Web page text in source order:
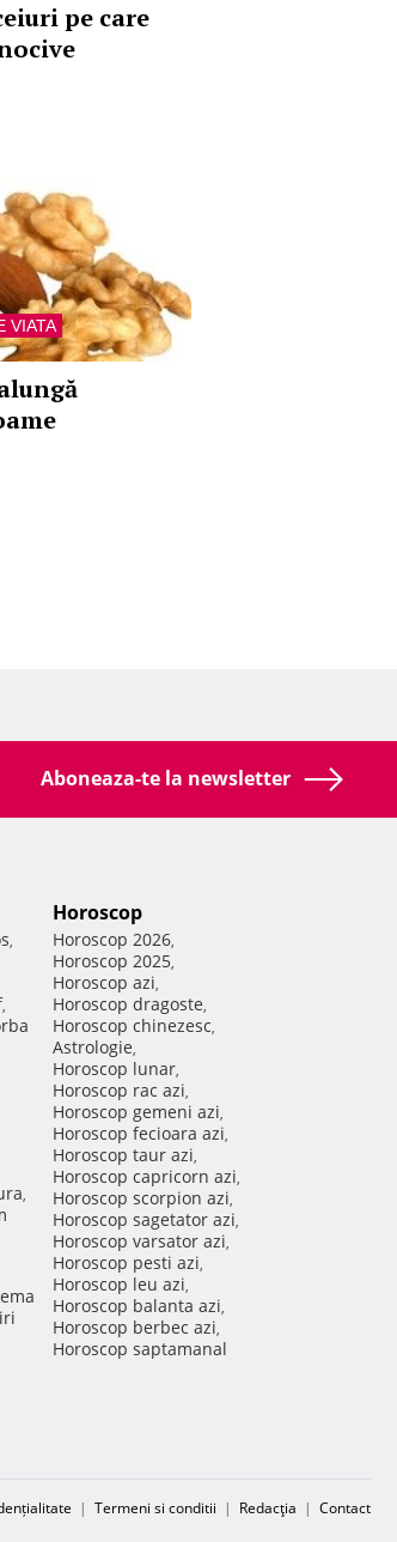
pe care
VIATA
Aboneaza-te la newsletter
,
,
,
Horoscop
Horoscop 2026,
Horoscop 2025,
Horoscop azi,
Horoscop dragoste,
Horoscop chinezesc,
Astrologie,
Horoscop lunar,
Horoscop rac azi,
Horoscop gemeni azi,
Horoscop fecioara azi,
Horoscop taur azi,
Horoscop capricorn azi,
Horoscop scorpion azi,
Horoscop sagetator azi,
Horoscop varsator azi,
Horoscop pesti azi,
Horoscop leu azi,
Horoscop balanta azi,
Horoscop berbec azi,
Horoscop saptamanal
| Termeni si conditii | Redacţia | Contact